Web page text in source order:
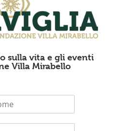
sulla vita e gli eventi
Villa Mirabello